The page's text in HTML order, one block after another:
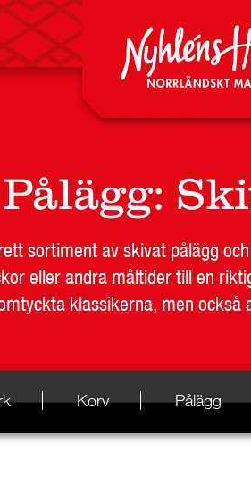
RESTAURANG OCH
Pålägg:
sortiment av skivat pålägg
eller andra måltider till en
klassikerna, men också
Korv Pålägg